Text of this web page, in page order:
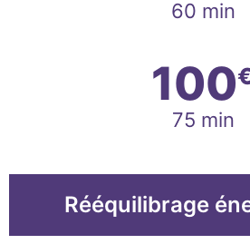
60 min
100
75 min
Rééquilibrage